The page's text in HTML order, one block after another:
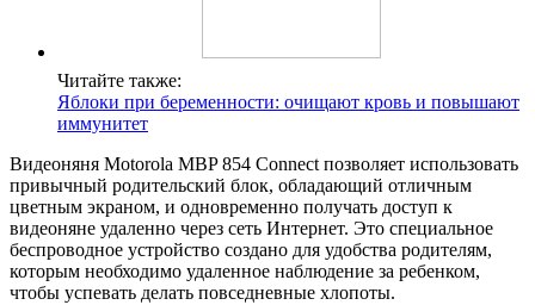
Читайте также:
Яблоки при беременности: очищают кровь и повышают
иммунитет
Видеоняня Motorola MBP 854 Connect позволяет использовать
привычный родительский блок, обладающий отличным
цветным экраном, и одновременно получать доступ к
видеоняне удаленно через сеть Интернет. Это специальное
беспроводное устройство создано для удобства родителям,
которым необходимо удаленное наблюдение за ребенком,
чтобы успевать делать повседневные хлопоты.